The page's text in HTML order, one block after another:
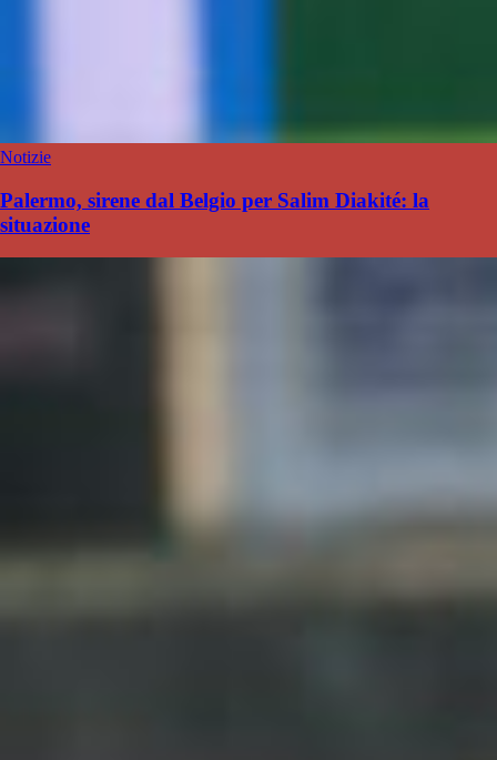
Notizie
Palermo, sirene dal Belgio per Salim Diakité: la
situazione